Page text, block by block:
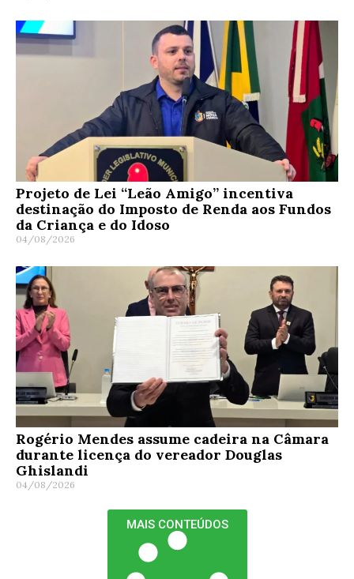
Projeto de Lei “Leão Amigo” incentiva
destinação do Imposto de Renda aos Fundos
da Criança e do Idoso
04/08/2026
Rogério Mendes assume cadeira na Câmara
durante licença do vereador Douglas
Ghislandi
04/08/2026
MAIS CONTEÚDOS